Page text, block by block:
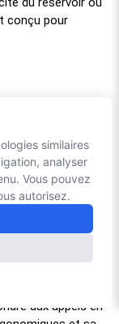
conçu pour
et
aux appels en
similaires
analyser
Vous pouvez
autorisez.